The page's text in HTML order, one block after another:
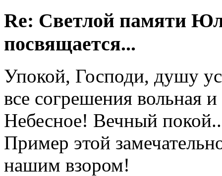
Re: Светлой памяти
посвящается...
Упокой, Господи, душу
все согрешения вольная
Небесное! Вечный
Пример этой
нашим взором!